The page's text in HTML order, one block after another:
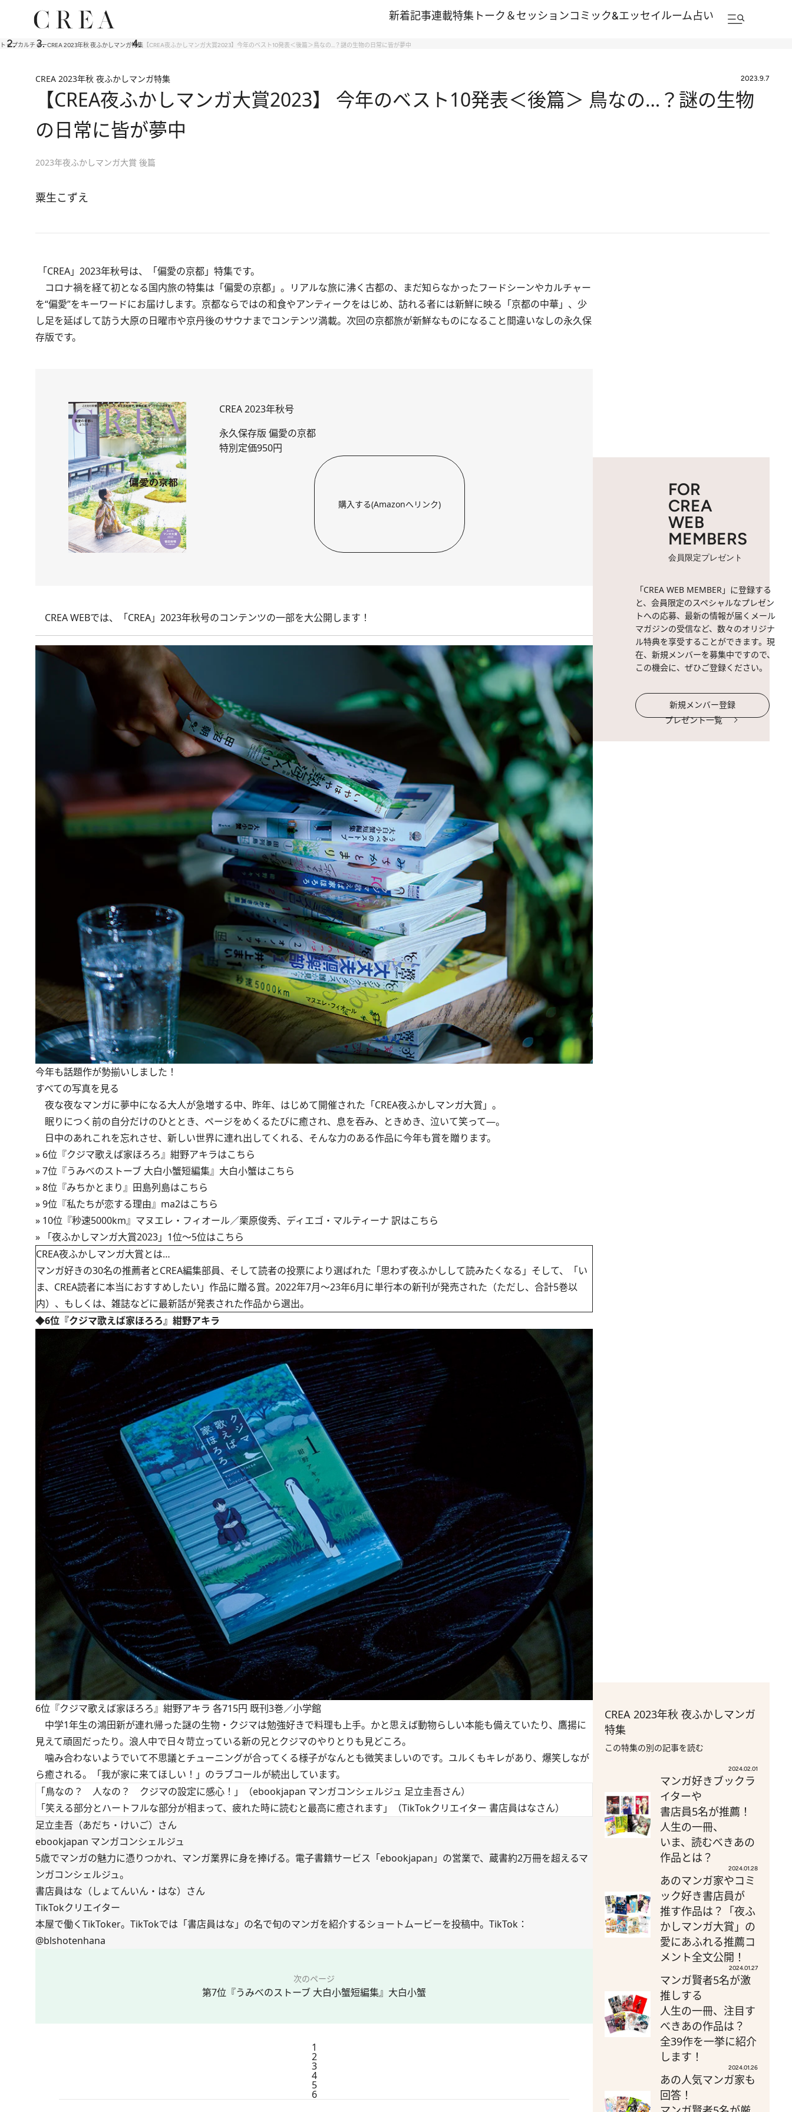
新着記事連載特集 トーク＆セッションコミック&エッセイルーム占い
トップカルチャーCREA 2023年秋 夜ふかしマンガ特集 【CREA夜ふかしマンガ大賞2023】今年のベスト10発表＜後篇＞鳥なの…？謎の生物の日常に皆が夢中
CREA 2023年秋 夜ふかしマンガ特集 2023.9.7
【CREA夜ふかしマンガ大賞2023】 今年のベスト10発表＜後篇＞ 鳥なの…？謎の生物
の日常に皆が夢中
2023年夜ふかしマンガ大賞 後篇
粟生こずえ
「CREA」2023年秋号は、「偏愛の京都」特集です。
コロナ禍を経て初となる国内旅の特集は「偏愛の京都」。リアルな旅に沸く古都の、まだ知らなかったフードシーンやカルチャー
を“偏愛”をキーワードにお届けします。京都ならではの和食やアンティークをはじめ、訪れる者には新鮮に映る「京都の中華」、少
し足を延ばして訪う大原の日曜市や京丹後のサウナまでコンテンツ満載。次回の京都旅が新鮮なものになること間違いなしの永久保
存版です。
CREA 2023年秋号
永久保存版 偏愛の京都
特別定価950円
購入する(Amazonへリンク)
CREA WEBでは、 「CREA」2023年秋号のコンテンツの一部を大公開します！
今年も話題作が勢揃いしました！
すべての写真を見る
夜な夜なマンガに夢中になる大人が急増する中、昨年、はじめて開催された「CREA夜ふかしマンガ大賞」。
眠りにつく前の自分だけのひととき、ページをめくるたびに癒され、息を吞み、ときめき、泣いて笑って―。
日中のあれこれを忘れさせ、新しい世界に連れ出してくれる、そんな力のある作品に今年も賞を贈ります。
» 6位『クジマ歌えば家ほろろ』紺野アキラはこちら
»7位『うみべのストーブ 大白小蟹短編集』大白小蟹はこちら
»8位『みちかとまり』田島列島はこちら
»9位『私たちが恋する理由』ma2はこちら
» 10位『秒速5000km』マヌエレ・フィオール／栗原俊秀、ディエゴ・マルティーナ 訳はこちら
»
「夜ふかしマンガ大賞2023」1位～5位はこちら
CREA夜ふかしマンガ大賞とは…
マンガ好きの30名の推薦者とCREA編集部員、そして読者の投票により選ばれた「思わず夜ふかしして読みたくなる」そして、「い
ま、CREA読者に本当におすすめしたい」作品に贈る賞。2022年7月～23年6月に単行本の新刊が発売された（ただし、合計5巻以
内）、もしくは、雑誌などに最新話が発表された作品から選出。
◆6位『クジマ歌えば家ほろろ』紺野アキラ
6位『クジマ歌えば家ほろろ』紺野アキラ 各715円 既刊3巻／小学館
中学1年生の鴻田新が連れ帰った謎の生物・クジマは勉強好きで料理も上手。かと思えば動物らしい本能も備えていたり、鷹揚に
見えて頑固だったり。浪人中で日々苛立っている新の兄とクジマのやりとりも見どころ。
噛み合わないようでいて不思議とチューニングが合ってくる様子がなんとも微笑ましいのです。ユルくもキレがあり、爆笑しなが
ら癒される。「我が家に来てほしい！」のラブコールが続出しています。
「鳥なの？ 人なの？ クジマの設定に感心！」（ebookjapan マンガコンシェルジュ 足立圭吾さん）
「笑える部分とハートフルな部分が相まって、疲れた時に読むと最高に癒されます」（TikTokクリエイター 書店員はなさん）
足立圭吾（あだち・けいご）さん
ebookjapan マンガコンシェルジュ
5歳でマンガの魅力に憑りつかれ、マンガ業界に身を捧げる。電子書籍サービス「ebookjapan」の営業で、蔵書約2万冊を超えるマ
ンガコンシェルジュ。
書店員はな（しょてんいん・はな）さん
TikTokクリエイター
本屋で働くTikToker。TikTokでは「書店員はな」の名で旬のマンガを紹介するショートムービーを投稿中。TikTok：
@blshotenhana
次のページ
第7位『うみべのストーブ 大白小蟹短編集』大白小蟹
1
2
3
4
5
6
FOR
CREA
WEB
MEMBERS
会員限定プレゼント
「CREA WEB MEMBER」に登録する
と、会員限定のスペシャルなプレゼン
トへの応募、最新の情報が届くメール
マガジンの受信など、数々のオリジナ
ル特典を享受することができます。現
在、新規メンバーを募集中ですので、
この機会に、ぜひご登録ください。
新規メンバー登録
プレゼント一覧
CREA 2023年秋 夜ふかしマンガ
特集
この特集の別の記事を読む
2024.02.01
マンガ好きブックラ
イターや
書店員5名が推薦！
人生の一冊、
いま、読むべきあの
作品とは？
2024.01.28
あのマンガ家やコミ
ック好き書店員が
推す作品は？「夜ふ
かしマンガ大賞」の
愛にあふれる推薦コ
メント全文公開！
2024.01.27
マンガ賢者5名が激
推しする
人生の一冊、注目す
べきあの作品は？
全39作を一挙に紹介
します！
2024.01.26
あの人気マンガ家も
回答！